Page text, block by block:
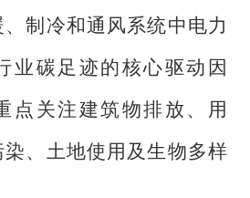
制冷和通风系统中电力
业碳足迹的核心驱动因
点关注建筑物排放、用
、土地使用及生物多样